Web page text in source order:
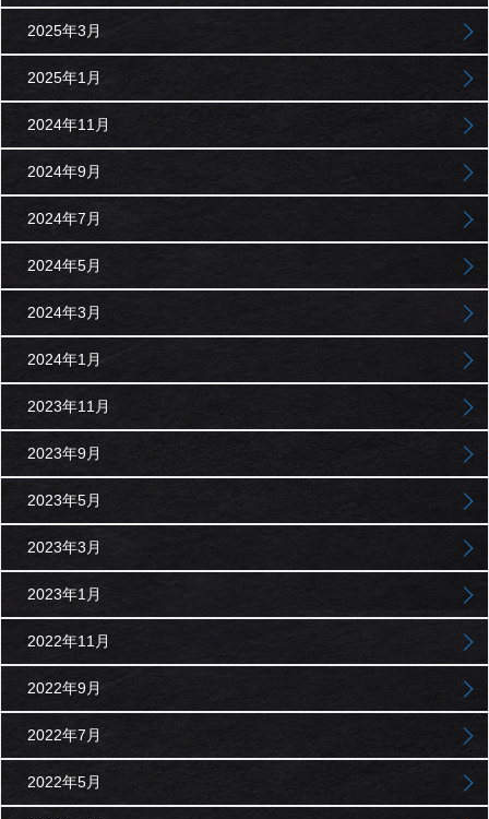
2025年3月
2025年1月
2024年11月
2024年9月
2024年7月
2024年5月
2024年3月
2024年1月
2023年11月
2023年9月
2023年5月
2023年3月
2023年1月
2022年11月
2022年9月
2022年7月
2022年5月